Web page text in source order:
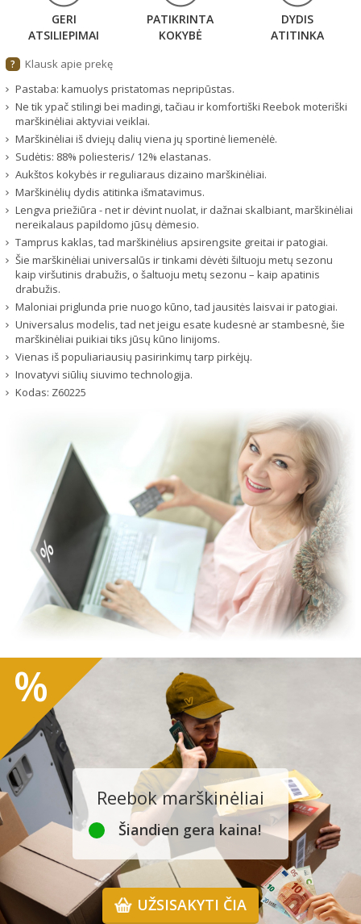
GERI
ATSILIEPIMAI
PATIKRINTA
KOKYBĖ
DYDIS
ATITINKA
?
Klausk apie prekę
Pastaba: kamuolys pristatomas nepripūstas.
Ne tik ypač stilingi bei madingi, tačiau ir komfortiški Reebok moteriški
marškinėliai aktyviai veiklai.
Marškinėliai iš dviejų dalių viena jų sportinė liemenėlė.
Sudėtis: 88% poliesteris/ 12% elastanas.
Aukštos kokybės ir reguliaraus dizaino marškinėliai.
Marškinėlių dydis atitinka išmatavimus.
Lengva priežiūra - net ir dėvint nuolat, ir dažnai skalbiant, marškinėliai
nereikalaus papildomo jūsų dėmesio.
Tamprus kaklas, tad marškinėlius apsirengsite greitai ir patogiai.
Šie marškinėliai universalūs ir tinkami dėvėti šiltuoju metų sezonu
kaip viršutinis drabužis, o šaltuoju metų sezonu – kaip apatinis
drabužis.
Maloniai priglunda prie nuogo kūno, tad jausitės laisvai ir patogiai.
Universalus modelis, tad net jeigu esate kudesnė ar stambesnė, šie
marškinėliai puikiai tiks jūsų kūno linijoms.
Vienas iš populiariausių pasirinkimų tarp pirkėjų.
Inovatyvi siūlių siuvimo technologija.
Kodas: Z60225
Reebok marškinėliai
Šiandien gera kaina!
UŽSISAKYTI ČIA
%